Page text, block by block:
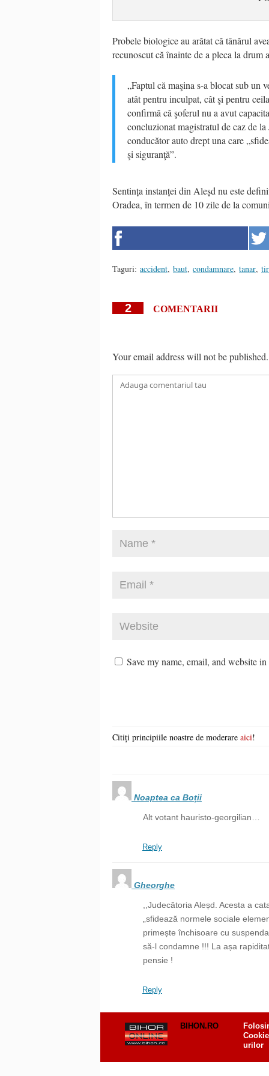
Probele biologice au arătat că tânărul
recunoscut că înainte de a pleca la
„Faptul că maşina s-a blocat sub un
atât pentru inculpat, cât şi pentru
confirmă că şoferul nu a avut
concluzionat magistratul de caz de
conducător auto drept una care
şi siguranţă”.
Sentința instanței din Aleșd nu este
Oradea, în termen de 10 zile de la
Taguri: accident, baut, condamnare, tanar, tir
2 COMENTARII
Your email address will not be published.
Save my name, email, and website
Citiți principiile noastre de moderare aici!
Noaptea ca Boții
Alt votant hauristo-georgilian…
Reply
Gheorghe
,,Judecătoria Aleșd. Acesta a
„sfidează normele sociale
primește închisoare cu
să-l condamne !!! La așa
pensie !
Reply
BIHON.RO
urilor